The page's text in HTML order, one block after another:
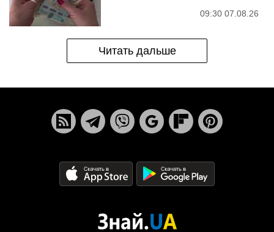
09:30 07.08.26
Читать дальше